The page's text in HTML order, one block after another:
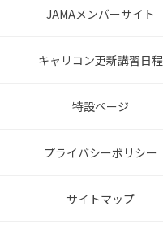
JAMAメンバーサイト
キャリコン更新講習日程
特設ページ
プライバシーポリシー
サイトマップ